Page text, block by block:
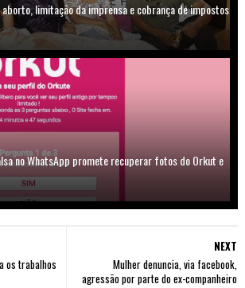
limitação da imprensa e cobrança de impostos
no WhatsApp promete recuperar fotos do Orkut e
NEXT
Mulher denuncia, via facebook,
agressão por parte do ex-companheiro
os trabalhos